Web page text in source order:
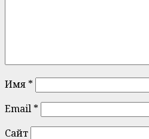
Имя *
Email *
Сайт